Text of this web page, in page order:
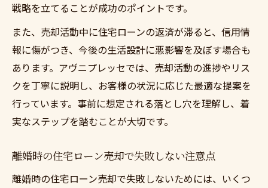
戦略を立てることが成功のポイントです。
また、売却活動中に住宅ローンの返済が滞ると、信用情
報に傷がつき、今後の生活設計に悪影響を及ぼす場合も
あります。アヴニプレッセでは、売却活動の進捗やリス
クを丁寧に説明し、お客様の状況に応じた最適な提案を
行っています。事前に想定される落とし穴を理解し、着
実なステップを踏むことが大切です。
離婚時の住宅ローン売却で失敗しない注意点
離婚時の住宅ローン売却で失敗しないためには、いくつ